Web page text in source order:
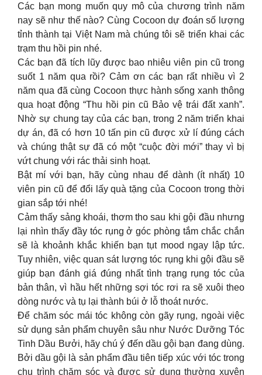
Các bạn mong muốn quy mô của chương trình năm
nay sẽ như thế nào? Cùng Cocoon dự đoán số lượng
tỉnh thành tại Việt Nam mà chúng tôi sẽ triển khai các
trạm thu hồi pin nhé.
Các bạn đã tích lũy được bao nhiêu viên pin cũ trong
suốt 1 năm qua rồi? Cảm ơn các bạn rất nhiều vì 2
năm qua đã cùng Cocoon thực hành sống xanh thông
qua hoạt động “Thu hồi pin cũ Bảo vệ trái đất xanh”.
Nhờ sự chung tay của các bạn, trong 2 năm triển khai
dự án, đã có hơn 10 tấn pin cũ được xử lí đúng cách
và chúng thật sự đã có một “cuộc đời mới” thay vì bị
vứt chung với rác thải sinh hoạt.
Bật mí với bạn, hãy cùng nhau để dành (ít nhất) 10
viên pin cũ để đổi lấy quà tặng của Cocoon trong thời
gian sắp tới nhé!
Cảm thấy sảng khoái, thơm tho sau khi gội đầu nhưng
lại nhìn thấy đầy tóc rụng ở góc phòng tắm chắc chắn
sẽ là khoảnh khắc khiến bạn tụt mood ngay lập tức.
Tuy nhiên, việc quan sát lượng tóc rụng khi gội đầu sẽ
giúp bạn đánh giá đúng nhất tình trạng rụng tóc của
bản thân, vì hầu hết những sợi tóc rơi ra sẽ xuôi theo
dòng nước và tụ lại thành búi ở lỗ thoát nước.
Để chăm sóc mái tóc không còn gãy rụng, ngoài việc
sử dụng sản phẩm chuyên sâu như Nước Dưỡng Tóc
Tinh Dầu Bưởi, hãy chú ý đến dầu gội bạn đang dùng.
Bởi dầu gội là sản phẩm đầu tiên tiếp xúc với tóc trong
chu trình chăm sóc và được sử dụng thường xuyên